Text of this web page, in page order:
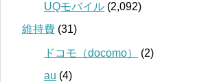
UQモバイル (2,092)
維持費 (31)
ドコモ（docomo）
(2)
au (4)